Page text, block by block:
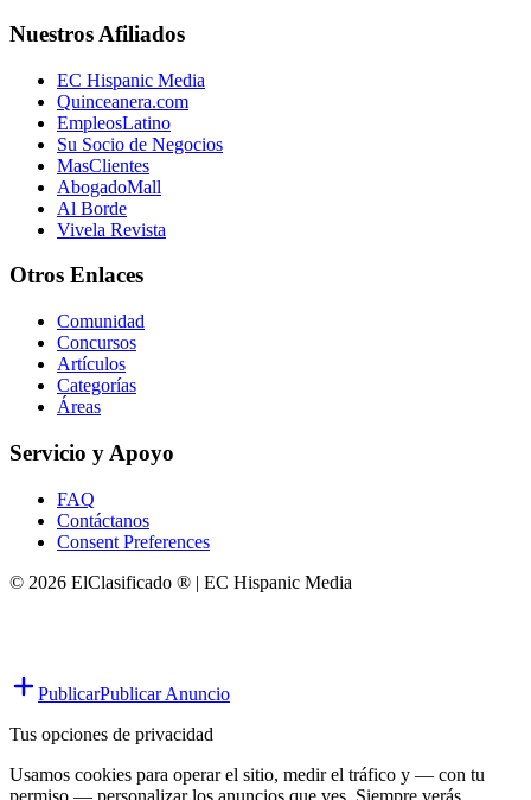
Nuestros Afiliados
EC Hispanic Media
Quinceanera.com
EmpleosLatino
Su Socio de Negocios
MasClientes
AbogadoMall
Al Borde
Vivela Revista
Otros Enlaces
Comunidad
Concursos
Artículos
Categorías
Áreas
Servicio y Apoyo
FAQ
Contáctanos
Consent Preferences
© 2026 ElClasificado ® | EC Hispanic Media
PublicarPublicar Anuncio
Tus opciones de privacidad
Usamos cookies para operar el sitio, medir el tráfico y — con tu
permiso — personalizar los anuncios que ves. Siempre verás